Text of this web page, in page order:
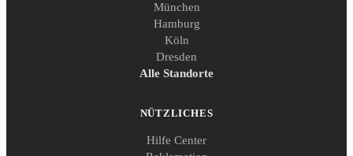
München
Hamburg
Köln
Dresden
Alle Standorte
NÜTZLICHES
Hilfe Center